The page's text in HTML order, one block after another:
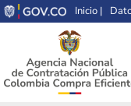
Inicio |